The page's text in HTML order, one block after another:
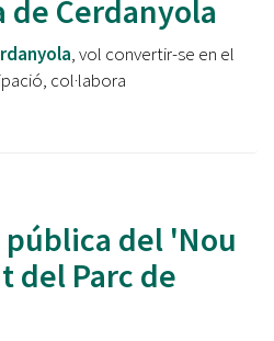
Cerdanyola
, vol convertir-se en el
col·labora
del 'Nou
del Parc de